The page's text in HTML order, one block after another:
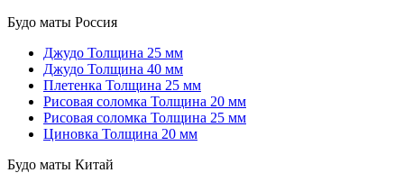
Будо маты Россия
Джудо Толщина 25 мм
Джудо Толщина 40 мм
Плетенка Толщина 25 мм
Рисовая соломка Толщина 20 мм
Рисовая соломка Толщина 25 мм
Циновка Толщина 20 мм
Будо маты Китай